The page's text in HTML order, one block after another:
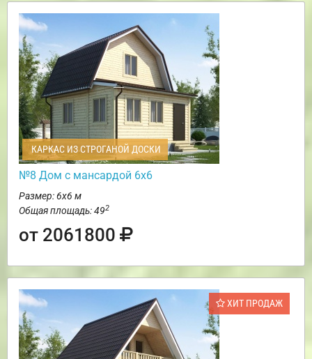
КАРКАС ИЗ СТРОГАНОЙ ДОСКИ
№8 Дом с мансардой 6х6
Размер: 6х6 м
Общая площадь: 492
от 2061800
ХИТ ПРОДАЖ